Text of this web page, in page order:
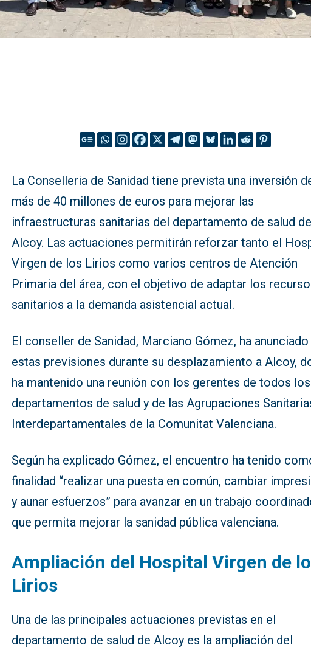
La Conselleria de Sanidad tiene prevista una inversión
más de 40 millones de euros para mejorar las
infraestructuras sanitarias del departamento de salud de
Alcoy. Las actuaciones permitirán reforzar tanto el
Virgen de los Lirios como varios centros de Atención
Primaria del área, con el objetivo de adaptar los
sanitarios a la demanda asistencial actual.
El conseller de Sanidad, Marciano Gómez, ha anunciado
estas previsiones durante su desplazamiento a Alcoy,
ha mantenido una reunión con los gerentes de todos los
departamentos de salud y de las Agrupaciones
Interdepartamentales de la Comunitat Valenciana.
Según ha explicado Gómez, el encuentro ha tenido
finalidad “realizar una puesta en común, cambiar
y aunar esfuerzos” para avanzar en un trabajo
que permita mejorar la sanidad pública valenciana.
Ampliación del Hospital Virgen de
Lirios
Una de las principales actuaciones previstas en el
departamento de salud de Alcoy es la ampliación del